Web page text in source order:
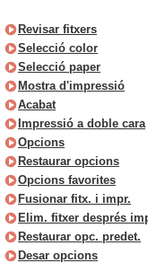
Revisar fitxers
Selecció color
Selecció paper
Mostra d'impressió
Acabat
Impressió a doble cara
Opcions
Restaurar opcions
Opcions favorites
Fusionar fitx. i impr.
Elim. fitxer després
Restaurar opc. predet.
Desar opcions